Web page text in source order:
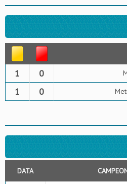
1 0
1 0
DATA